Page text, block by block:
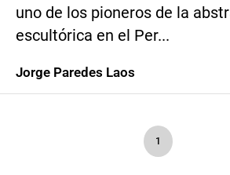
uno de los pioneros de la
escultórica en el Per...
Jorge Paredes Laos
1